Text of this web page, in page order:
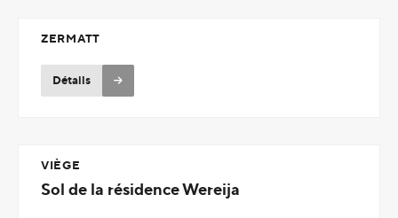
ZERMATT
Détails
VIÈGE
Sol de la résidence Wereija